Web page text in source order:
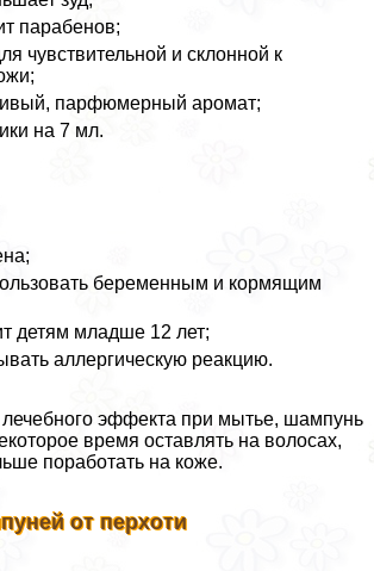
парабенов;
чувствительной и склонной к
парфюмерный аромат;
на 7 мл.
беременным и кормящим
детям младше 12 лет;
аллергическую реакцию.
эффекта при мытье, шампунь
время оставлять на волосах,
поработать на коже.
от перхоти